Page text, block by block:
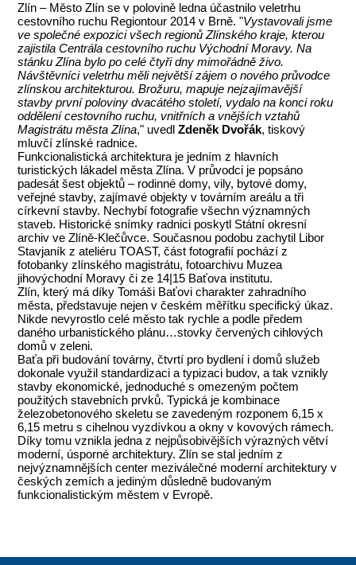
Zlín – Město Zlín se v polovině ledna účastnilo veletrhu
cestovního ruchu Regiontour 2014 v Brně. "Vystavovali jsme
ve společné expozici všech regionů Zlínského kraje, kterou
zajistila Centrála cestovního ruchu Východní Moravy. Na
stánku Zlína bylo po celé čtyři dny mimořádně živo.
Návštěvníci veletrhu měli největší zájem o nového průvodce
zlínskou architekturou. Brožuru, mapuje nejzajímavější
stavby první poloviny dvacátého století, vydalo na konci roku
oddělení cestovního ruchu, vnitřních a vnějších vztahů
Magistrátu města Zlína," uvedlZdeněk Dvořák, tiskový
mluvčí zlínské radnice.
Funkcionalistická architektura je jedním z hlavních
turistických lákadel města Zlína. V průvodci je popsáno
padesát šest objektů – rodinné domy, vily, bytové domy,
veřejné stavby, zajímavé objekty v továrním areálu a tři
církevní stavby. Nechybí fotografie všechn významných
staveb. Historické snímky radnici poskytl Státní okresní
archiv ve Zlíně-Klečůvce. Současnou podobu zachytil Libor
Stavjaník z ateliéru TOAST, část fotografií pochází z
fotobanky zlínského magistrátu, fotoarchivu Muzea
jihovýchodní Moravy či ze 14|15 Baťova institutu.
Zlín, který má díky Tomáši Baťovi charakter zahradního
města, představuje nejen v českém měřítku specifický úkaz.
Nikde nevyrostlo celé město tak rychle a podle předem
daného urbanistického plánu…stovky červených cihlových
domů v zeleni.
Baťa při budování továrny, čtvrtí pro bydlení i domů služeb
dokonale využil standardizaci a typizaci budov, a tak vznikly
stavby ekonomické, jednoduché s omezeným počtem
použitých stavebních prvků. Typická je kombinace
železobetonového skeletu se zavedeným rozponem 6,15 x
6,15 metru s cihelnou vyzdívkou a okny v kovových rámech.
Díky tomu vznikla jedna z nejpůsobivějších výrazných větví
moderní, úsporné architektury. Zlín se stal jedním z
nejvýznamnějších center meziválečné moderní architektury v
českých zemích a jediným důsledně budovaným
funkcionalistickým městem v Evropě.